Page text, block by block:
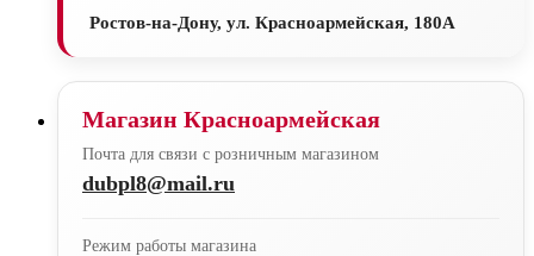
Ростов-на-Дону, ул. Красноармейская, 180А
Магазин Красноармейская
Почта для связи с розничным магазином
dubpl8@mail.ru
Режим работы магазина